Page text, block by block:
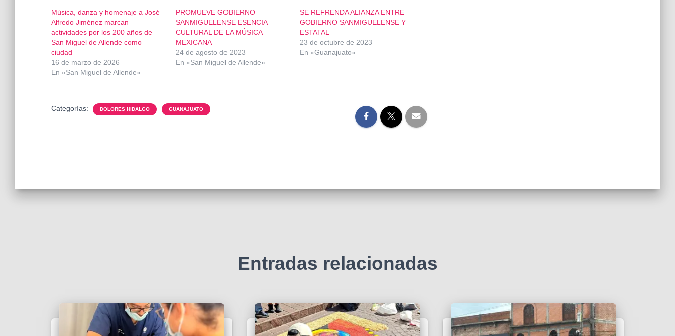
Música, danza y homenaje a José
Alfredo Jiménez marcan
actividades por los 200 años de
San Miguel de Allende como
ciudad
16 de marzo de 2026
En «San Miguel de Allende»
PROMUEVE GOBIERNO
SANMIGUELENSE ESENCIA
CULTURAL DE LA MÚSICA
MEXICANA
24 de agosto de 2023
En «San Miguel de Allende»
SE REFRENDA ALIANZA ENTRE
GOBIERNO SANMIGUELENSE Y
ESTATAL
23 de octubre de 2023
En «Guanajuato»
Categorías: DOLORES HIDALGO GUANAJUATO
Entradas relacionadas